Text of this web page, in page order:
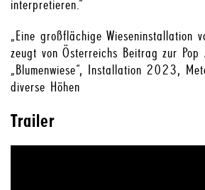
interpretieren.“
„Eine großflächige Wieseninstallation
zeugt von Österreichs Beitrag zur Pop
„Blumenwiese“, Installation 2023,
diverse Höhen
Trailer